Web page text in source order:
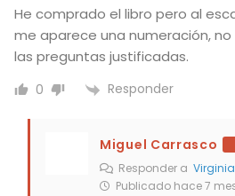
He comprado el libro pero al
me aparece una numeración,
las preguntas justificadas.
0 Responder
Miguel Carrasco
Responder a
Publicado hace 7